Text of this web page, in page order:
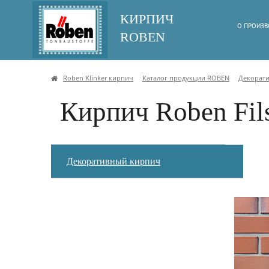
КИРПИЧ
ROBEN
О
Roben Klinker кирпич Каталог продукции ROBEN
Кирпич Roben
Декоративный кирпич